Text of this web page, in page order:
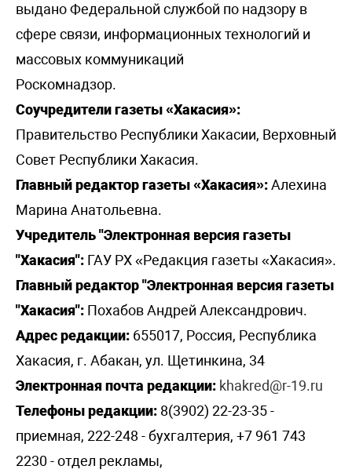
выдано Федеральной службой по надзору в
сфере связи, информационных технологий и
массовых коммуникаций
Роскомнадзор.
Соучредители газеты «Хакасия»:
Правительство Республики Хакасии, Верховный
Совет Республики Хакасия.
Главный редактор газеты «Хакасия»:Алехина
Марина Анатольевна.
Учредитель "Электронная версия газеты
"Хакасия": ГАУ РХ «Редакция газеты «Хакасия».
Главный редактор "Электронная версия газеты
"Хакасия": Похабов Андрей Александрович.
Адрес редакции: 655017, Россия, Республика
Хакасия, г. Абакан, ул. Щетинкина, 34
Электронная почта редакции: khakred@r-19.ru
Телефоны редакции: 8(3902) 22-23-35 -
приемная, 222-248 - бухгалтерия, +7 961 743
2230 - отдел рекламы,